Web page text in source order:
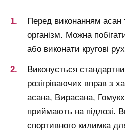
Перед виконанням асан
організм. Можна
або виконати кругові
Виконується
розігріваючих вправ з
асана, Вирасана,
приймають на підлозі.
спортивного килимка